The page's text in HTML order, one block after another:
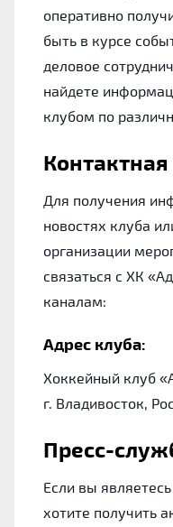
оперативно
быть в курсе
деловое
найдете
клубом по
Для получения
новостях клуба
организации
связаться с ХК
каналам:
Адрес клуба:
Хоккейный клуб
г. Владивосток,
Пресс-
Если вы
хотите получить